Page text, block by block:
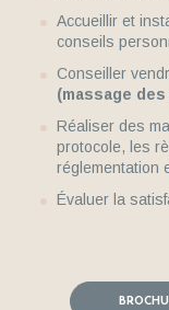
Accueillir et
conseils
Conseiller
(massage
Réaliser des
protocole, les
réglementation
Évaluer la